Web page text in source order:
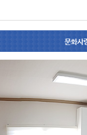
문화사